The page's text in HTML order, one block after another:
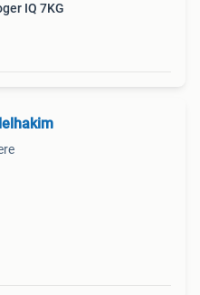
IQ 7KG